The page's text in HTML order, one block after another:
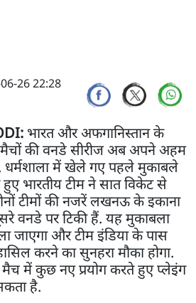
26 22:28
भारत और अफगानिस्तान के
मैचों की वनडे सीरीज अब अपने अहम
धर्मशाला में खेले गए पहले मुकाबले
हुए भारतीय टीम ने सात विकेट से
टीमों की नजरें लखनऊ के इकाना
वनडे पर टिकी हैं. यह मुकाबला
जाएगा और टीम इंडिया के पास
करने का सुनहरा मौका होगा.
में कुछ नए प्रयोग करते हुए प्लेइंग
है.